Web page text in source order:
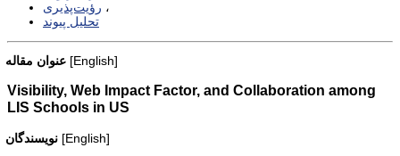
رؤیت‌پذیری
تحلیل پیوند
عنوان مقاله [English]
Visibility, Web Impact Factor, and Collaboration among
LIS Schools in US
نویسندگان [English]